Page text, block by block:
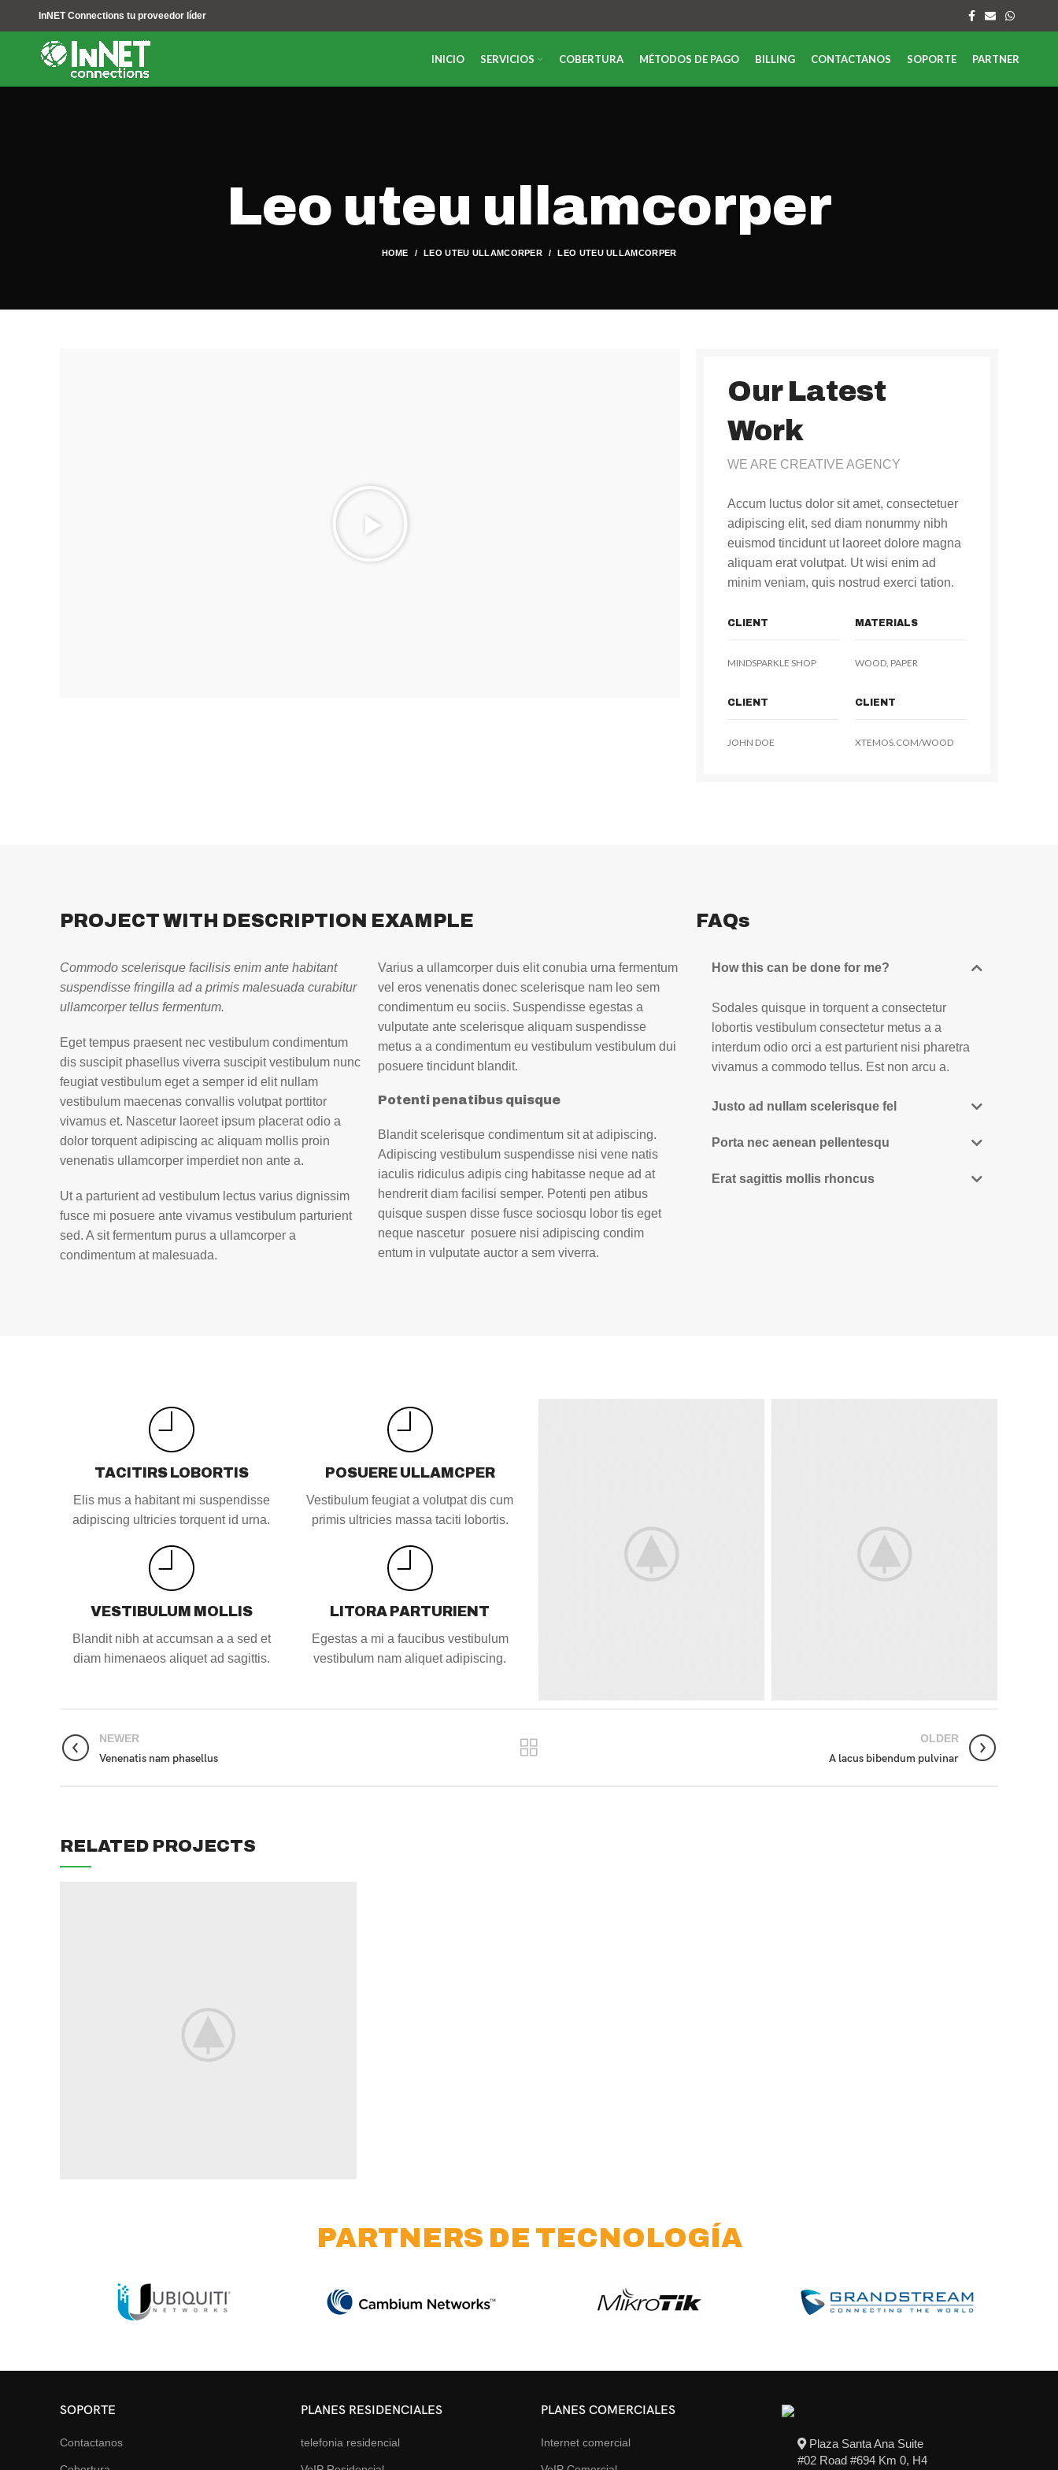
InNET Connections tu proveedor líder
INICIO SERVICIOS COBERTURA MÉTODOS DE PAGO BILLING CONTACTANOS SOPORTE PARTNER
Leo uteu ullamcorper
HOME LEO UTEU ULLAMCORPER LEO UTEU ULLAMCORPER
Our Latest
Work
WE ARE CREATIVE AGENCY
Accum luctus dolor sit amet, consectetuer
adipiscing elit, sed diam nonummy nibh
euismod tincidunt ut laoreet dolore magna
aliquam erat volutpat. Ut wisi enim ad
minim veniam, quis nostrud exerci tation.
CLIENT MATERIALS
MINDSPARKLE SHOP WOOD, PAPER
CLIENT CLIENT
JOHN DOE XTEMOS.COM/WOOD
PROJECT WITH DESCRIPTION EXAMPLE
Commodo scelerisque facilisis enim ante habitant
suspendisse fringilla ad a primis malesuada curabitur
ullamcorper tellus fermentum.
Eget tempus praesent nec vestibulum condimentum
dis suscipit phasellus viverra suscipit vestibulum nunc
feugiat vestibulum eget a semper id elit nullam
vestibulum maecenas convallis volutpat porttitor
vivamus et. Nascetur laoreet ipsum placerat odio a
dolor torquent adipiscing ac aliquam mollis proin
venenatis ullamcorper imperdiet non ante a.
Ut a parturient ad vestibulum lectus varius dignissim
fusce mi posuere ante vivamus vestibulum parturient
sed. A sit fermentum purus a ullamcorper a
condimentum at malesuada.
Varius a ullamcorper duis elit conubia urna fermentum
vel eros venenatis donec scelerisque nam leo sem
condimentum eu sociis. Suspendisse egestas a
vulputate ante scelerisque aliquam suspendisse
metus a a condimentum eu vestibulum vestibulum dui
posuere tincidunt blandit.
Potenti penatibus quisque
Blandit scelerisque condimentum sit at adipiscing.
Adipiscing vestibulum suspendisse nisi vene natis
iaculis ridiculus adipis cing habitasse neque ad at
hendrerit diam facilisi semper. Potenti pen atibus
quisque suspen disse fusce sociosqu lobor tis eget
neque nascetur posuere nisi adipiscing condim
entum in vulputate auctor a sem viverra.
FAQs
How this can be done for me?
Sodales quisque in torquent a consectetur
lobortis vestibulum consectetur metus a a
interdum odio orci a est parturient nisi pharetra
vivamus a commodo tellus. Est non arcu a.
Justo ad nullam scelerisque fel
Porta nec aenean pellentesqu
Erat sagittis mollis rhoncus
TACITIRS LOBORTIS
Elis mus a habitant mi suspendisse
adipiscing ultricies torquent id urna.
VESTIBULUM MOLLIS
Blandit nibh at accumsan a a sed et
diam himenaeos aliquet ad sagittis.
POSUERE ULLAMCPER
Vestibulum feugiat a volutpat dis cum
primis ultricies massa taciti lobortis.
LITORA PARTURIENT
Egestas a mi a faucibus vestibulum
vestibulum nam aliquet adipiscing.
NEWER
Venenatis nam phasellus
OLDER
A lacus bibendum pulvinar
RELATED PROJECTS
PARTNERS DE TECNOLOGÍA
SOPORTE
Contactanos
PLANES RESIDENCIALES
telefonia residencial
PLANES COMERCIALES
Internet comercial
Plaza Santa Ana Suite
#02 Road #694 Km 0, H4